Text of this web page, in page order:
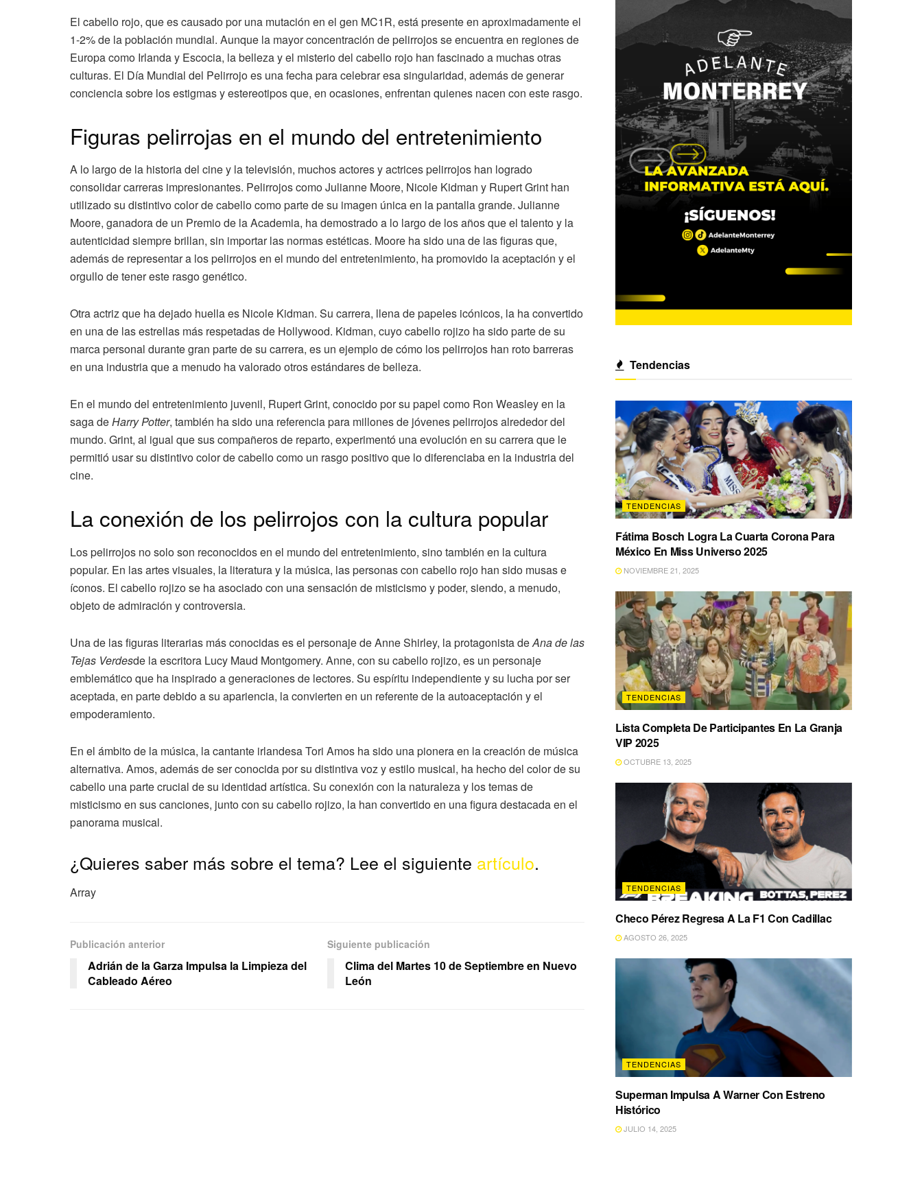
El cabello rojo, que es causado por una mutación en el gen MC1R, está presente en aproximadamente el
1-2% de la población mundial. Aunque la mayor concentración de pelirrojos se encuentra en regiones de
Europa como Irlanda y Escocia, la belleza y el misterio del cabello rojo han fascinado a muchas otras
culturas. El Día Mundial del Pelirrojo es una fecha para celebrar esa singularidad, además de generar
conciencia sobre los estigmas y estereotipos que, en ocasiones, enfrentan quienes nacen con este rasgo.
Figuras pelirrojas en el mundo del entretenimiento
A lo largo de la historia del cine y la televisión, muchos actores y actrices pelirrojos han logrado
consolidar carreras impresionantes. Pelirrojos como Julianne Moore, Nicole Kidman y Rupert Grint han
utilizado su distintivo color de cabello como parte de su imagen única en la pantalla grande. Julianne
Moore, ganadora de un Premio de la Academia, ha demostrado a lo largo de los años que el talento y la
autenticidad siempre brillan, sin importar las normas estéticas. Moore ha sido una de las figuras que,
además de representar a los pelirrojos en el mundo del entretenimiento, ha promovido la aceptación y el
orgullo de tener este rasgo genético.
Otra actriz que ha dejado huella es Nicole Kidman. Su carrera, llena de papeles icónicos, la ha convertido
en una de las estrellas más respetadas de Hollywood. Kidman, cuyo cabello rojizo ha sido parte de su
marca personal durante gran parte de su carrera, es un ejemplo de cómo los pelirrojos han roto barreras
en una industria que a menudo ha valorado otros estándares de belleza.
En el mundo del entretenimiento juvenil, Rupert Grint, conocido por su papel como Ron Weasley en la
saga deHarry Potter, también ha sido una referencia para millones de jóvenes pelirrojos alrededor del
mundo. Grint, al igual que sus compañeros de reparto, experimentó una evolución en su carrera que le
permitió usar su distintivo color de cabello como un rasgo positivo que lo diferenciaba en la industria del
cine.
La conexión de los pelirrojos con la cultura popular
Los pelirrojos no solo son reconocidos en el mundo del entretenimiento, sino también en la cultura
popular. En las artes visuales, la literatura y la música, las personas con cabello rojo han sido musas e
íconos. El cabello rojizo se ha asociado con una sensación de misticismo y poder, siendo, a menudo,
objeto de admiración y controversia.
Una de las figuras literarias más conocidas es el personaje de Anne Shirley, la protagonista deAna de las
Tejas Verdesde la escritora Lucy Maud Montgomery. Anne, con su cabello rojizo, es un personaje
emblemático que ha inspirado a generaciones de lectores. Su espíritu independiente y su lucha por ser
aceptada, en parte debido a su apariencia, la convierten en un referente de la autoaceptación y el
empoderamiento.
En el ámbito de la música, la cantante irlandesa Tori Amos ha sido una pionera en la creación de música
alternativa. Amos, además de ser conocida por su distintiva voz y estilo musical, ha hecho del color de su
cabello una parte crucial de su identidad artística. Su conexión con la naturaleza y los temas de
misticismo en sus canciones, junto con su cabello rojizo, la han convertido en una figura destacada en el
panorama musical.
¿Quieres saber más sobre el tema? Lee el siguiente artículo.
Array
Publicación anterior
Adrián de la Garza Impulsa la Limpieza del
Cableado Aéreo
Siguiente publicación
Clima del Martes 10 de Septiembre en Nuevo
León
Tendencias
TENDENCIAS
Fátima Bosch Logra La Cuarta Corona Para
México En Miss Universo 2025
NOVIEMBRE 21, 2025
TENDENCIAS
Lista Completa De Participantes En La Granja
VIP 2025
OCTUBRE 13, 2025
TENDENCIAS
Checo Pérez Regresa A La F1 Con Cadillac
AGOSTO 26, 2025
TENDENCIAS
Superman Impulsa A Warner Con Estreno
Histórico
JULIO 14, 2025